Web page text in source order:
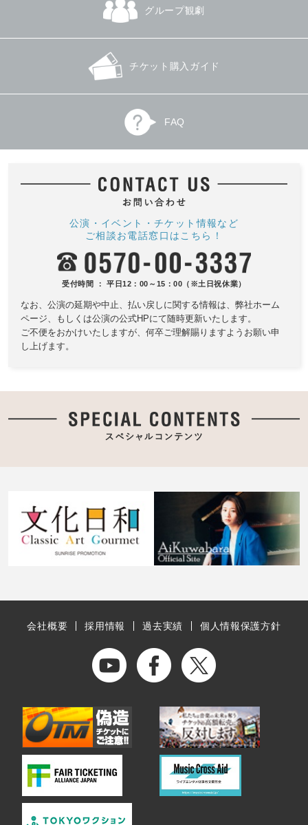
グループ観劇
チケット購入ガイド
FAQ
公演・イベント・チケット情報など
ご相談お電話窓口はこちら！
受付時間 ： 平日12：00～15：00（※土日祝休業）
なお、公演の延期や中止、払い戻しに関する情報は、 弊社ホーム
ページ、もしくは公演の公式HPにて随時更新いたします。
ご不便をおかけいたしますが、何卒ご理解賜りますようお願い申
し上げます。
会社概要 採用情報 過去実績 個人情報保護方針